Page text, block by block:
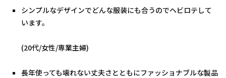
シンプルなデザインでどんな服装にも合うのでヘビロテして
います。
(20代/女性/専業主婦)
長年使っても壊れない丈夫さとともにファッショナブルな製品